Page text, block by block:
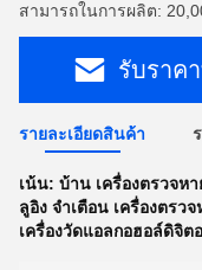
สามารถในการผลิต:
รับราค
รายละเอียดสินค้า
เน้น: บ้าน เครื่องตรวจห
ลูอิง จําเตือน เครื่องตรว
เครื่องวัดแอลกอฮอล์ดิจิต